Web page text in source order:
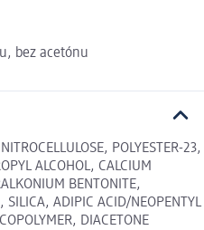
bez acetónu
POLYESTER-23,
ALCOHOL, CALCIUM
BENTONITE,
SILICA, ADIPIC ACID/NEOPENTYL
DIACETONE